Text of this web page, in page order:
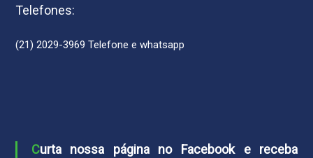
Telefones:
(21) 2029-3969 Telefone e whatsapp
Curta nossa página no Facebook e receba